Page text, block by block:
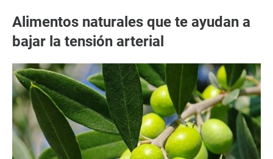
Alimentos naturales que te ayudan a
bajar la tensión arterial